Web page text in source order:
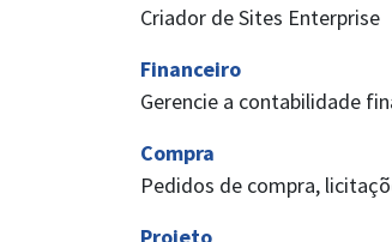
Criador de Sites Enterprise
Financeiro
Gerencie a contabilidade
Compra
Pedidos de compra,